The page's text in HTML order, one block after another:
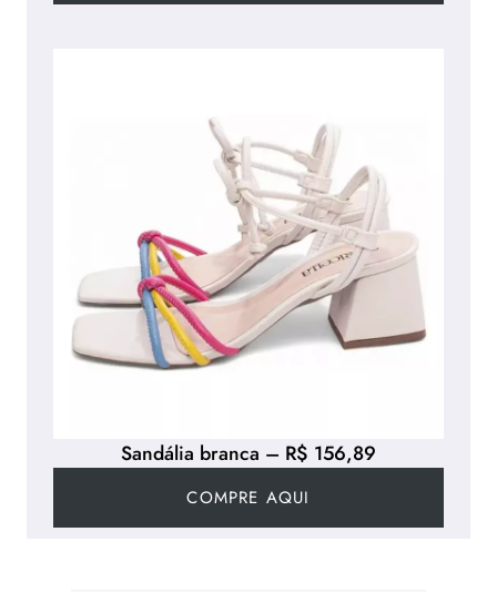
Sandália branca – R$ 156,89
COMPRE AQUI